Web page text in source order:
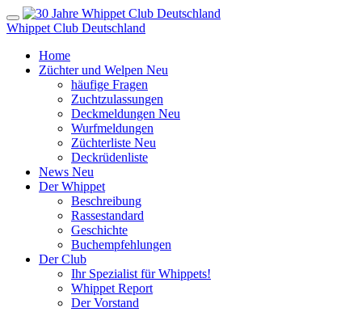
Whippet Club Deutschland
Home
Züchter und Welpen Neu
häufige Fragen
Zuchtzulassungen
Deckmeldungen Neu
Wurfmeldungen
Züchterliste Neu
Deckrüdenliste
News Neu
Der Whippet
Beschreibung
Rassestandard
Geschichte
Buchempfehlungen
Der Club
Ihr Spezialist für Whippets!
Whippet Report
Der Vorstand